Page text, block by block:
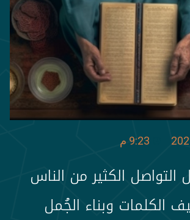
9:23 م
الكثير من الناس
الكلمات وبناء الجُمل